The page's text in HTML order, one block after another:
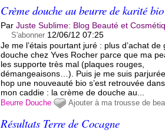
Crème douche au beurre de karité bio
ParJuste Sublime: Blog Beauté et
S'abonner 12/06/12 07:25
Je me l’étais pourtant juré : plus d’achat de
douche chez Yves Rocher parce que ma
les supporte très mal (plaques rouges,
démangeaisons…). Puis je me suis
hop une nouveauté bio s’est retrouvée dans
mon caddie : la crème de douche au...
Beurre Douche Ajouter à ma trousse de
Résultats Terre de Cocagne